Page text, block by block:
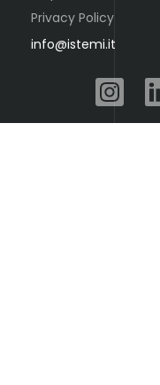
Privacy Policy
info@istemi.it